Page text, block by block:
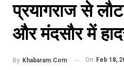
प्रयागराज से
और मंदसौर में
By Khabaram.Com On Feb 18,